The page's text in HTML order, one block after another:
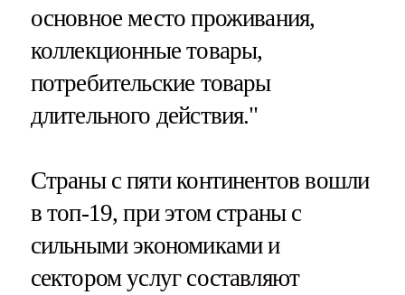
основное место проживания,
коллекционные товары,
потребительские товары
длительного действия."
Страны с пяти континентов вошли
в топ-19, при этом страны с
сильными экономиками и
сектором услуг составляют